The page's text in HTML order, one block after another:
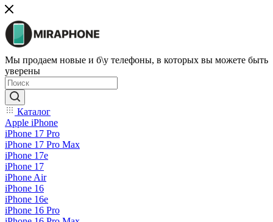
Мы продаем новые и б\у телефоны, в которых вы можете быть
уверены
Каталог
Apple iPhone
iPhone 17 Pro
iPhone 17 Pro Max
iPhone 17e
iPhone 17
iPhone Air
iPhone 16
iPhone 16e
iPhone 16 Pro